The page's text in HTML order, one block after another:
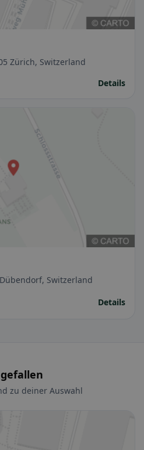
Zürich, Switzerland
Details
Switzerland
Details
zu deiner Auswahl